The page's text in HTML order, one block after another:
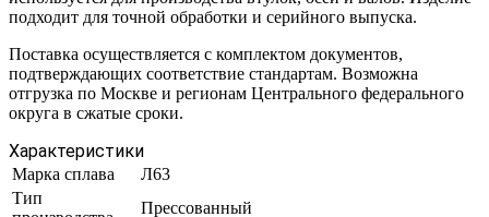
подходит для точной обработки и серийного выпуска.
Поставка осуществляется с комплектом документов,
подтверждающих соответствие стандартам. Возможна
отгрузка по Москве и регионам Центрального федерального
округа в сжатые сроки.
Характеристики
Марка сплава
Л63
Тип
Прессованный